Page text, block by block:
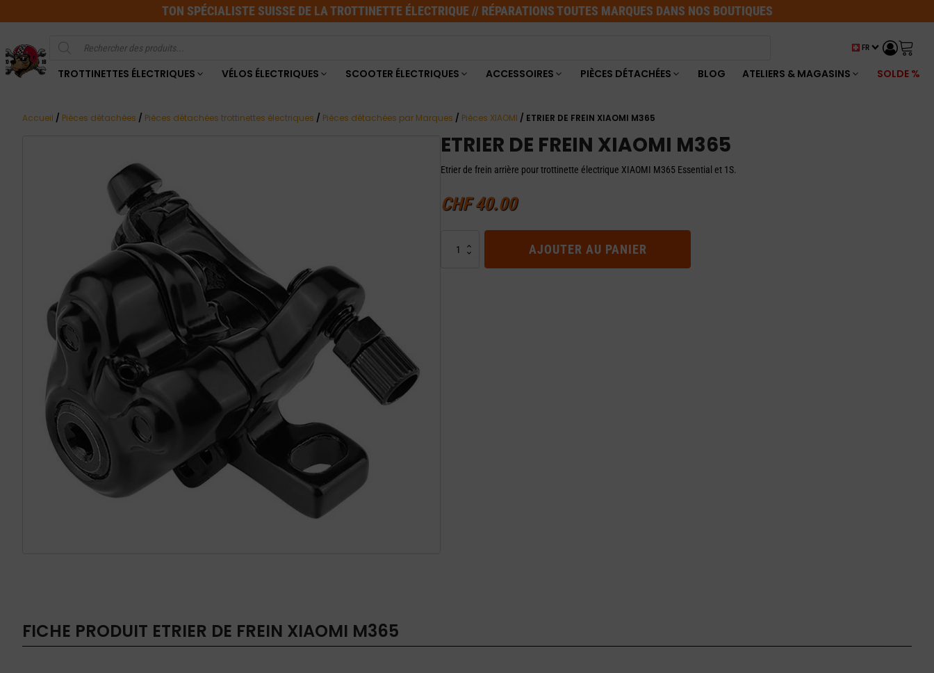
TON SPÉCIALISTE SUISSE DE LA TROTTINETTE ÉLECTRIQUE // RÉPARATIONS TOUTES MARQUES DANS NOS BOUTIQUES
Recherche
produits
FR
TROTTINETTES ÉLECTRIQUES VÉLOS ÉLECTRIQUES SCOOTER ÉLECTRIQUES ACCESSOIRES PIÈCES DÉTACHÉES BLOG ATELIERS & MAGASINS SOLDE %
Accueil / Pièces détachées / Pièces détachées trottinettes électriques / Pièces détachées par Marques / Pièces XIAOMI / ETRIER DE FREIN XIAOMI M365
ETRIER DE FREIN XIAOMI M365
Etrier de frein arrière pour trottinette électrique XIAOMI M365 Essential et 1S.
CHF40.00
AJOUTER AU PANIER
FICHE PRODUIT ETRIER DE FREIN XIAOMI M365